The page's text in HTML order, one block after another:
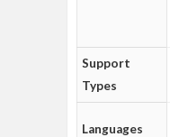
Support
Types
Languages